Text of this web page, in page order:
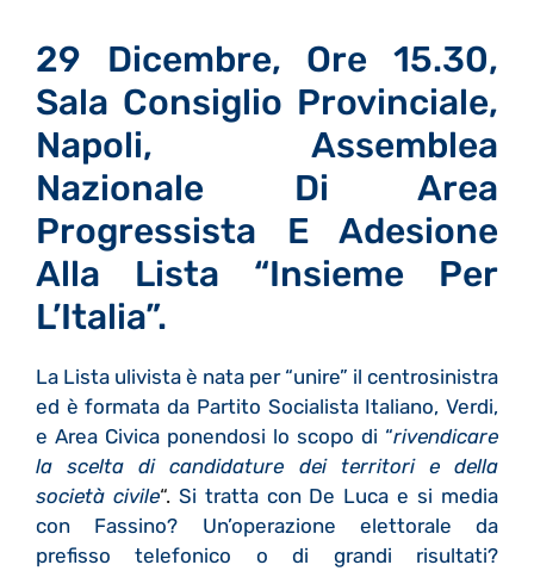
29 Dicembre, Ore 15.30,
Sala Consiglio Provinciale,
Napoli, Assemblea
Nazionale Di Area
Progressista E Adesione
Alla Lista “Insieme Per
L’Italia”.
La Lista ulivista è nata per “unire” il centrosinistra
ed è formata da Partito Socialista Italiano, Verdi,
e Area Civica ponendosi lo scopo di “rivendicare
la scelta di candidature dei territori e della
società civile“.Si tratta con De Luca e si media
con Fassino? Un’operazione elettorale da
prefisso telefonico o di grandi risultati?